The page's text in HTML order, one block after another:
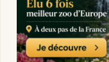
Newsletter des sorties
Artistes en tournée